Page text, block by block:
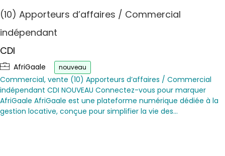
(10) Apporteurs d’affaires / Commercial
indépendant
CDI
AfriGaale nouveau
Commercial, vente (10) Apporteurs d’affaires / Commercial
indépendant CDI NOUVEAU Connectez-vous pour marquer
AfriGaale AfriGaale est une plateforme numérique dédiée à la
gestion locative, conçue pour simplifier la vie des…